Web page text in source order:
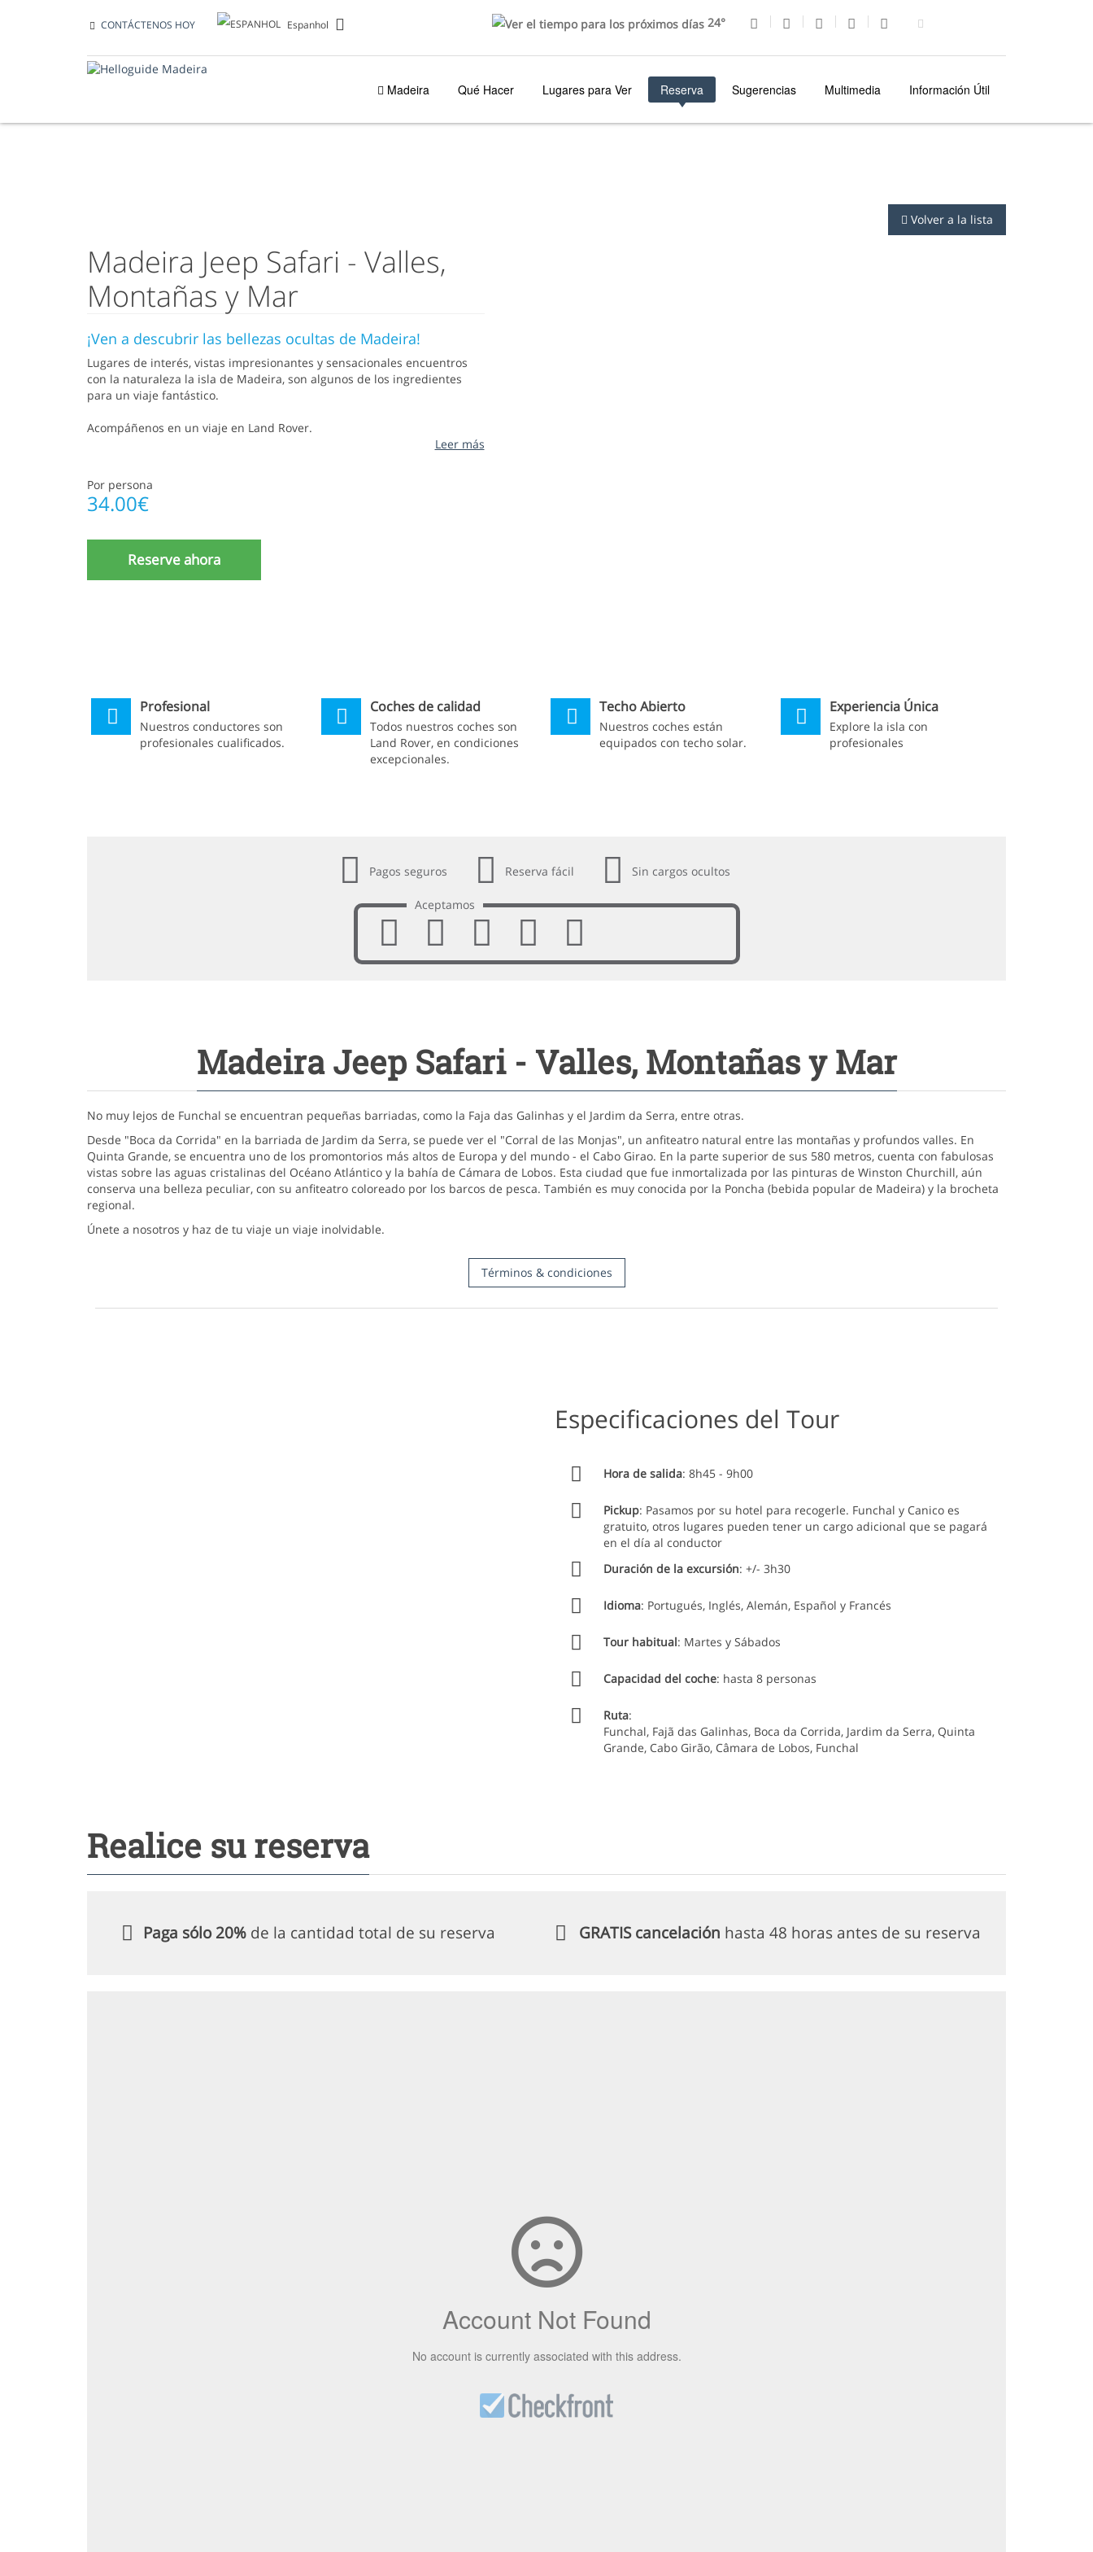
CONTÁCTENOS HOY Espanhol 24°
Madeira Qué Hacer Lugares para Ver Reserva Sugerencias Multimedia Información Útil
Volver a la lista
Madeira Jeep Safari - Valles,
Montañas y Mar
¡Ven a descubrir las bellezas ocultas de Madeira!
Lugares de interés, vistas impresionantes y sensacionales encuentros
con la naturaleza la isla de Madeira, son algunos de los ingredientes
para un viaje fantástico.
Acompáñenos en un viaje en Land Rover.
Leer más
Por persona
34.00€
Reserve ahora
Profesional
Nuestros conductores son
profesionales cualificados.
Coches de calidad
Todos nuestros coches son
Land Rover, en condiciones
excepcionales.
Techo Abierto
Nuestros coches están
equipados con techo solar.
Experiencia Única
Explore la isla con
profesionales
Pagos seguros Reserva fácil Sin cargos ocultos
Aceptamos
Madeira Jeep Safari - Valles, Montañas y Mar
No muy lejos de Funchal se encuentran pequeñas barriadas, como la Faja das Galinhas y el Jardim da Serra, entre otras.
Desde "Boca da Corrida" en la barriada de Jardim da Serra, se puede ver el "Corral de las Monjas", un anfiteatro natural entre las montañas y profundos valles. En
Quinta Grande, se encuentra uno de los promontorios más altos de Europa y del mundo - el Cabo Girao. En la parte superior de sus 580 metros, cuenta con fabulosas
vistas sobre las aguas cristalinas del Océano Atlántico y la bahía de Cámara de Lobos. Esta ciudad que fue inmortalizada por las pinturas de Winston Churchill, aún
conserva una belleza peculiar, con su anfiteatro coloreado por los barcos de pesca. También es muy conocida por la Poncha (bebida popular de Madeira) y la brocheta
regional.
Únete a nosotros y haz de tu viaje un viaje inolvidable.
Términos & condiciones
3.1 - No le penalizaremos si cancela su reserva hasta 48 horas antes del inicio del servicio. Si lo hace después de dicho límite, lo sentimos pero no será reembolsado
informaciones proporcionadas al cliente a través de Helloguidemadeira son responsabilidad de las empresas proveedoras / socios.
Especificaciones del Tour
Hora de salida: 8h45 - 9h00
Pickup: Pasamos por su hotel para recogerle. Funchal y Canico es
gratuito, otros lugares pueden tener un cargo adicional que se pagará
en el día al conductor
Duración de la excursión: +/- 3h30
Idioma: Portugués, Inglés, Alemán, Español y Francés
Tour habitual: Martes y Sábados
Capacidad del coche: hasta 8 personas
Ruta:
Funchal, Fajã das Galinhas, Boca da Corrida, Jardim da Serra, Quinta
Grande, Cabo Girão, Câmara de Lobos, Funchal
Realice su reserva
Paga sólo 20% de la cantidad total de su reserva GRATIS cancelación hasta 48 horas antes de su reserva